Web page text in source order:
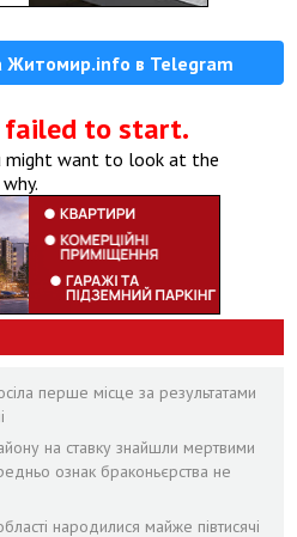
Житомир.info в Telegram
failed to start.
might want to look at the
перше місце за результатами
на ставку знайшли мертвими
ознак браконьєрства не
народилися майже півтисячі